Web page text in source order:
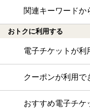
関連キーワードか
おトクに利用する
電子チケットが利
クーポンが利用で
おすすめ電子チケ